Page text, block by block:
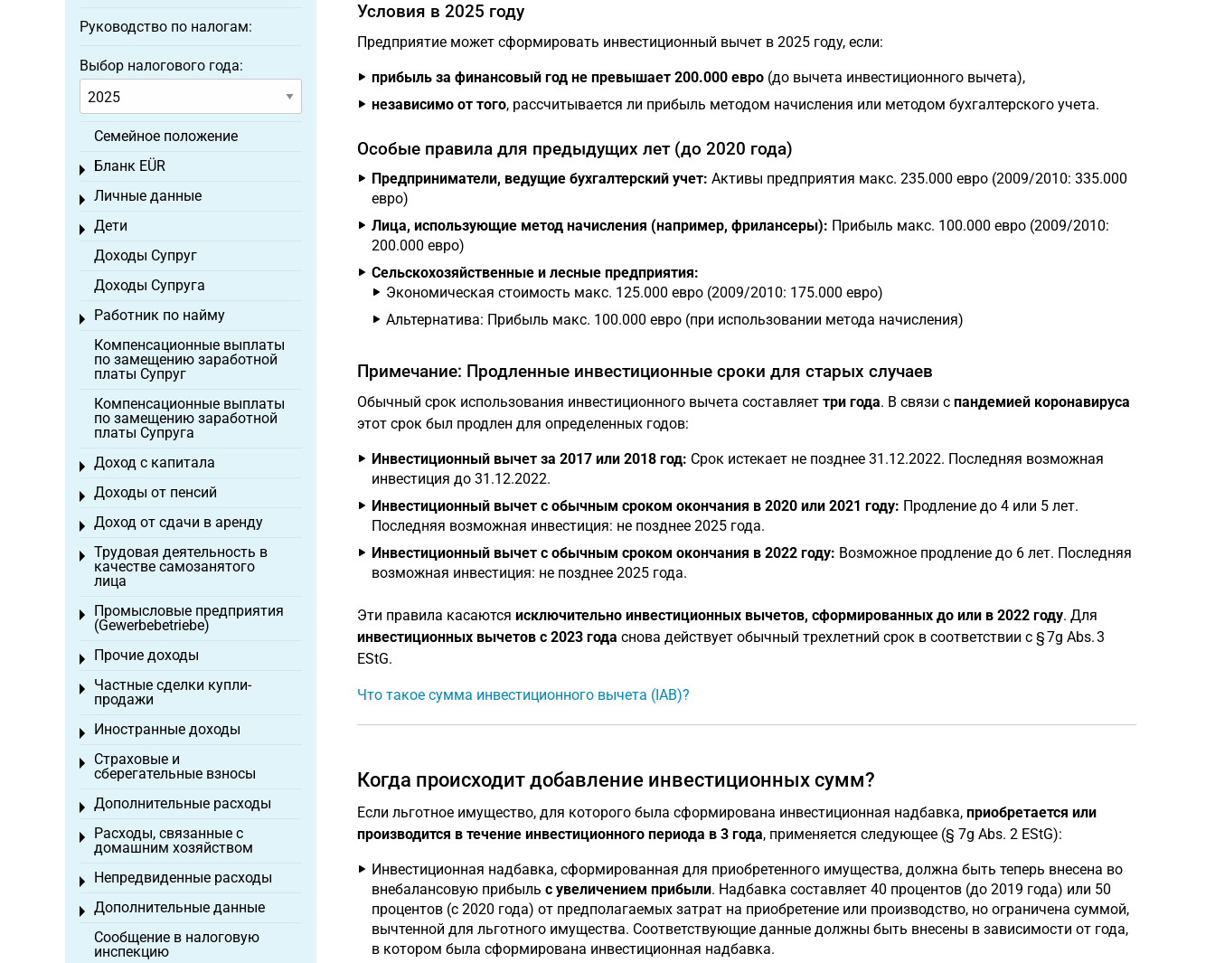
Условия в 2025 году
Предприятие может сформировать инвестиционный вычет в 2025 году, если:
прибыль за финансовый год не превышает 200.000 евро(до вычета инвестиционного вычета),
независимо от того, рассчитывается ли прибыль методом начисления или методом бухгалтерского учета.
Особые правила для предыдущих лет (до 2020 года)
Предприниматели, ведущие бухгалтерский учет: Активы предприятия макс. 235.000 евро (2009/2010: 335.000
евро)
Лица, использующие метод начисления (например, фрилансеры): Прибыль макс. 100.000 евро (2009/2010:
200.000 евро)
Сельскохозяйственные и лесные предприятия:
Экономическая стоимость макс. 125.000 евро (2009/2010: 175.000 евро)
Альтернатива: Прибыль макс. 100.000 евро (при использовании метода начисления)
Примечание: Продленные инвестиционные сроки для старых случаев
Обычный срок использования инвестиционного вычета составляет три года. В связи с пандемией коронавируса
этот срок был продлен для определенных годов:
Инвестиционный вычет за 2017 или 2018 год: Срок истекает не позднее 31.12.2022. Последняя возможная
инвестиция до 31.12.2022.
Инвестиционный вычет с обычным сроком окончания в 2020 или 2021 году: Продление до 4 или 5 лет.
Последняя возможная инвестиция: не позднее 2025 года.
Инвестиционный вычет с обычным сроком окончания в 2022 году: Возможное продление до 6 лет. Последняя
возможная инвестиция: не позднее 2025 года.
Эти правила касаются исключительно инвестиционных вычетов, сформированных до или в 2022 году. Для
инвестиционных вычетов с 2023 года снова действует обычный трехлетний срок в соответствии с § 7g Abs. 3
EStG.
Что такое сумма инвестиционного вычета (IAB)?
Когда происходит добавление инвестиционных сумм?
Если льготное имущество, для которого была сформирована инвестиционная надбавка, приобретается или
производится в течение инвестиционного периода в 3 года, применяется следующее (§ 7g Abs. 2 EStG):
Инвестиционная надбавка, сформированная для приобретенного имущества, должна быть теперь внесена во
внебалансовую прибыль с увеличением прибыли. Надбавка составляет 40 процентов (до 2019 года) или 50
процентов (с 2020 года) от предполагаемых затрат на приобретение или производство, но ограничена суммой,
вычтенной для льготного имущества. Соответствующие данные должны быть внесены в зависимости от года,
в котором была сформирована инвестиционная надбавка.
Руководство по налогам:
Выбор налогового года:
Семейное положение
Бланк EÜR
Toggle menu
Личные данные
Toggle menu
Дети
Toggle menu
Доходы Супруг
Доходы Супруга
Работник по найму
Toggle menu
Компенсационные выплаты
по замещению заработной
платы Супруг
Компенсационные выплаты
по замещению заработной
платы Супруга
Доход с капитала
Toggle menu
Доходы от пенсий
Toggle menu
Доход от сдачи в аренду
Toggle menu
Трудовая деятельность в
качестве самозанятого
лица
Toggle menu
Промысловые предприятия
(Gewerbebetriebe)
Toggle menu
Прочие доходы
Toggle menu
Частные сделки купли-
продажи
Toggle menu
Иностранные доходы
Toggle menu
Страховые и
сберегательные взносы
Toggle menu
Дополнительные расходы
Toggle menu
Расходы, связанные с
домашним хозяйством
Toggle menu
Непредвиденные расходы
Toggle menu
Дополнительные данные
Toggle menu
Сообщение в налоговую
инспекцию